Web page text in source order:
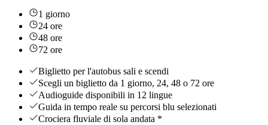
1 giorno
24 ore
48 ore
72 ore
Biglietto per l'autobus sali e scendi
Scegli un biglietto da 1 giorno, 24, 48 o 72 ore
Audioguide disponibili in 12 lingue
Guida in tempo reale su percorsi blu selezionati
Crociera fluviale di sola andata *